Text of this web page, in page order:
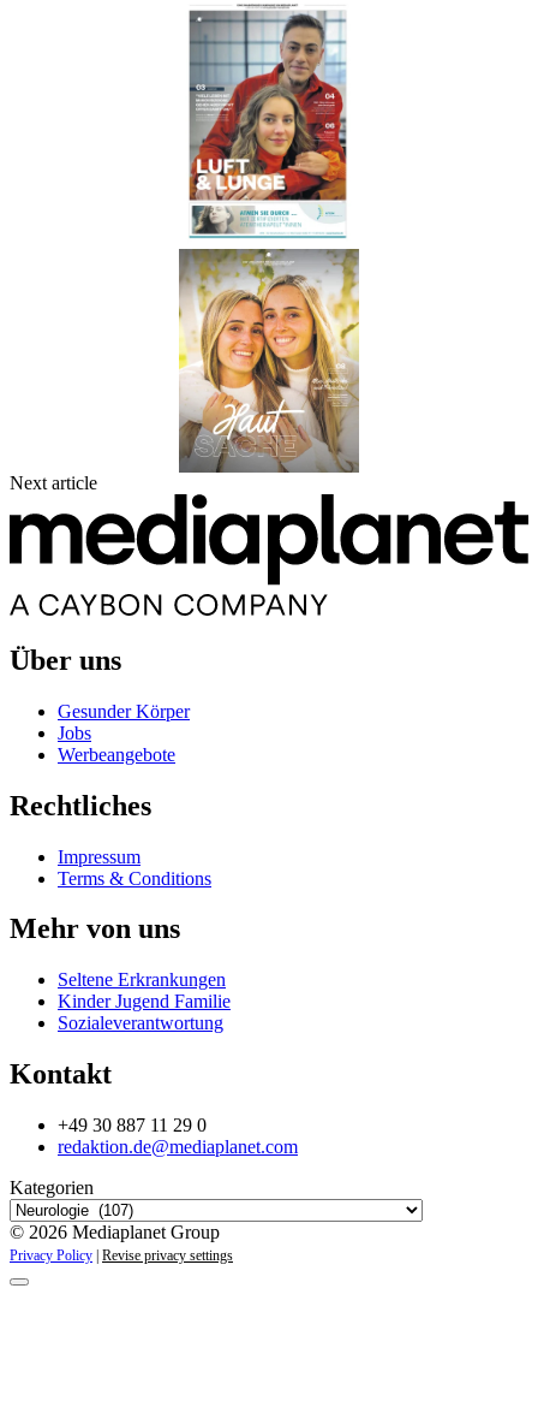
Next article
Über uns
Gesunder Körper
Jobs
Werbeangebote
Rechtliches
Impressum
Terms & Conditions
Mehr von uns
Seltene Erkrankungen
Kinder Jugend Familie
Sozialeverantwortung
Kontakt
+49 30 887 11 29 0
redaktion.de@mediaplanet.com
Kategorien
© 2026 Mediaplanet Group
Privacy Policy Revise privacy settings